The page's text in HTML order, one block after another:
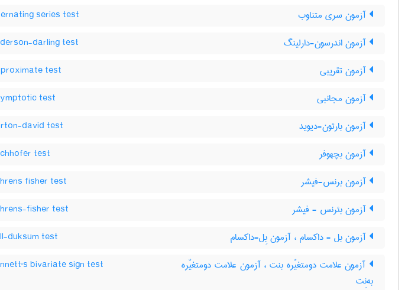
آزمون سری متناوب series test
آزمون اندرسون-دارلینگ darling test
آزمون تقریبی test
آزمون مجانبی test
آزمون بارتون-دیوید david test
آزمون بچهوفر test
آزمون برنس-فیشر fisher test
آزمون بئرنس - فیشر fisher test
آزمون بل - داکسام ، آزمون بِل-داکسام duksum test
آزمون علامت دومتغیّره بنت ، آزمون علامت دومتغیّره
به‌نِت
bivariate sign test